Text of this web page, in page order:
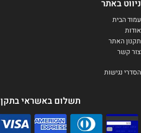
ניווט באתר
עמוד הבית
אודות
תקנון האתר
צור קשר
הסדרי נגישות
תשלום באשראי בתקן PCI